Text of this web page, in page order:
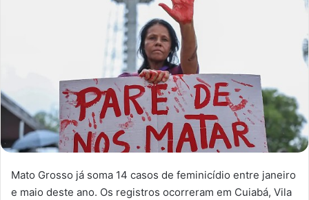
Mato Grosso já soma 14 casos de feminicídio entre janeiro
e maio deste ano. Os registros ocorreram em Cuiabá, Vila